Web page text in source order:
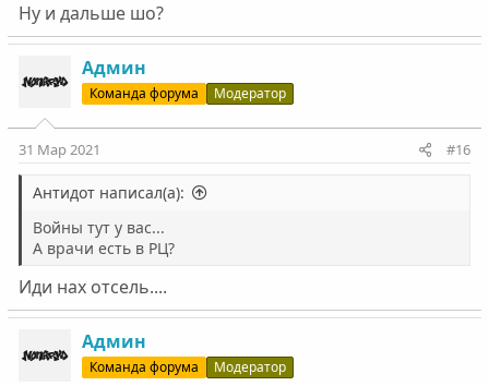
Ну и дальше шо?
Админ
Команда форума Модератор
31 Мар 2021 #16
Антидот написал(а):
Войны тут у вас...
А врачи есть в РЦ?
Иди нах отсель....
Админ
Команда форума Модератор